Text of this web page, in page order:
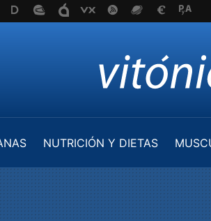
NUTRICIÓN Y DIETAS